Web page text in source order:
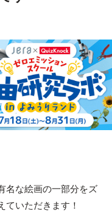
名な絵画の一部分をズ
ていただきます！